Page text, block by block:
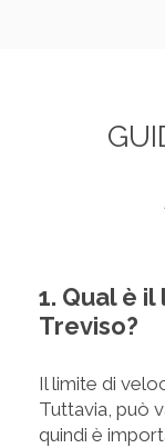
1. Qual è
Treviso?
Il limite di
Tuttavia, può
quindi è